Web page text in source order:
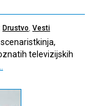
Drustvo, Vesti
televizijskih